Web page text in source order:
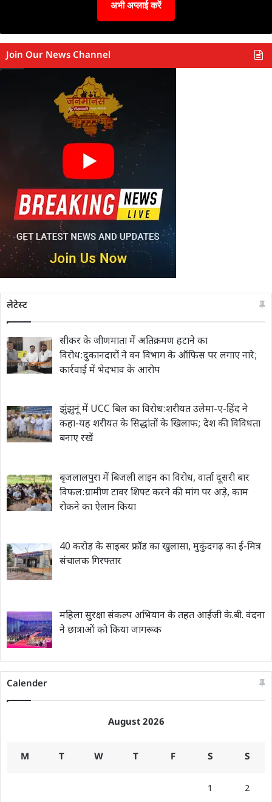
अभी अप्लाई करें
Join Our News Channel
लेटेस्ट
सीकर के जीणमाता में अतिक्रमण हटाने का
विरोध:दुकानदारों ने वन विभाग के ऑफिस पर लगाए नारे;
कार्रवाई में भेदभाव के आरोप
झुंझुनूं में UCC बिल का विरोध:शरीयत उलेमा-ए-हिंद ने
कहा-यह शरीयत के सिद्धांतों के खिलाफ; देश की विविधता
बनाए रखें
बृजलालपुरा में बिजली लाइन का विरोध, वार्ता दूसरी बार
विफल:ग्रामीण टावर शिफ्ट करने की मांग पर अड़े, काम
रोकने का ऐलान किया
40 करोड़ के साइबर फ्रॉड का खुलासा, मुकुंदगढ़ का ई-मित्र
संचालक गिरफ्तार
महिला सुरक्षा संकल्प अभियान के तहत आईजी के.बी. वंदना
ने छात्राओं को किया जागरूक
Calender
August 2026
M T W T F S S
1 2